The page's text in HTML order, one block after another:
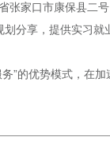
家口市康保县二
分享，提供实习就
”的优势模式，在